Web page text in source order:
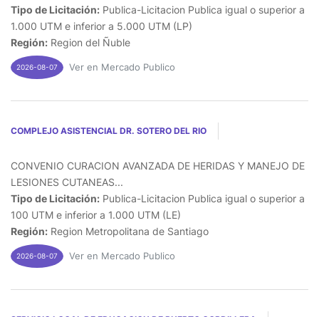
Tipo de Licitación: Publica-Licitacion Publica igual o superior a
1.000 UTM e inferior a 5.000 UTM (LP)
Región: Region del Ñuble
2026-08-07 Ver en Mercado Publico
COMPLEJO ASISTENCIAL DR. SOTERO DEL RIO
CONVENIO CURACION AVANZADA DE HERIDAS Y MANEJO DE
LESIONES CUTANEAS...
Tipo de Licitación: Publica-Licitacion Publica igual o superior a
100 UTM e inferior a 1.000 UTM (LE)
Región: Region Metropolitana de Santiago
2026-08-07 Ver en Mercado Publico